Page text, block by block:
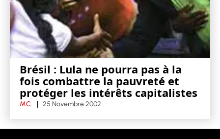
Brésil : Lula ne pourra pas à la
fois combattre la pauvreté et
protéger les intérêts capitalistes
MC 25 Novembre 2002